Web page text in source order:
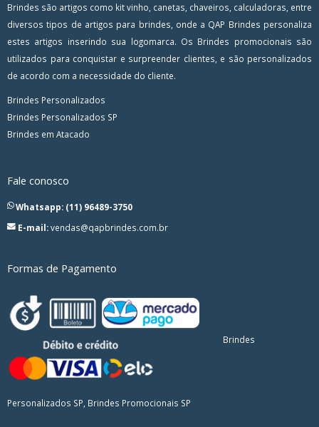
Brindes são artigos como kit vinho, canetas, chaveiros, calculadoras, entre
diversos tipos de artigos para brindes, onde a QAP Brindes personaliza
estes artigos inserindo sua logomarca. Os Brindes promocionais são
utilizados para conquistar e surpreender clientes, e são personalizados
de acordo com a necessidade do cliente.
Brindes Personalizados
Brindes Personalizados SP
Brindes em Atacado
Fale conosco
Whatsapp: (11) 96489-3750
E-mail:vendas@qapbrindes.com.br
Formas de Pagamento
Brindes
Personalizados SP, Brindes Promocionais SP